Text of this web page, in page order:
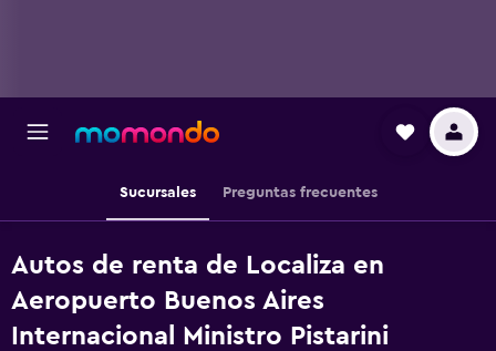
Sucursales Preguntas frecuentes
Autos de renta de Localiza en
Aeropuerto Buenos Aires
Internacional Ministro Pistarini